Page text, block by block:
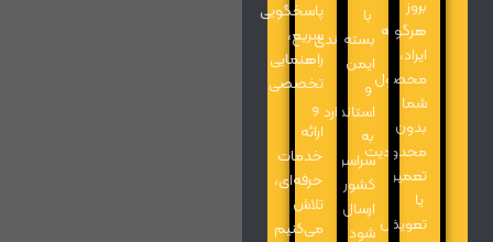
بروز
هرگونه
ایراد،
محصول
شما
بدون
محدودیت
تعمیر
یا
تعویض
با
بسته‌بندی
ایمن
و
استاندارد
به
سراسر
کشور
ارسال
شود
پاسخگویی
سریع،
راهنمایی
تخصصی
و
ارائه
خدمات
حرفه‌ای،
تلاش
می‌کنیم